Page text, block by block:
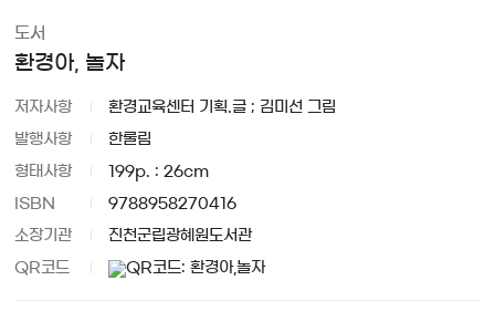
도서
환경아, 놀자
저자사항 환경교육센터 기획.글 ; 김미선 그림
발행사항 한룰림
형태사항 199p. : 26cm
ISBN 9788958270416
소장기관 진천군립광혜원도서관
QR코드